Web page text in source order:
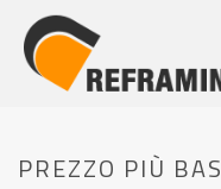
PREZZO PIÙ